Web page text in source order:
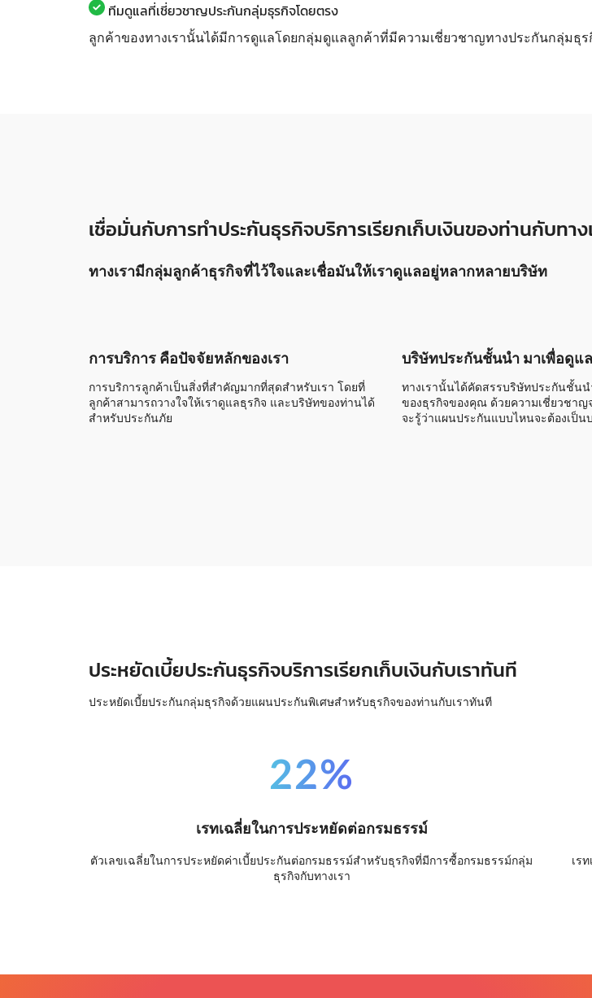
ทีมดูแลที่เชี่ยวชาญประกันกลุ่มธุรกิจโดยตรง
ลูกค้าของทางเรานั้นได้มีการดูแลโดยกลุ่มดูแลลูกค้าที่มีความเชี่ยวชาญทางประกันกลุ่มธุร
เชื่อมั่นกับการทำประกันธุรกิจบริการเรียกเก็บเงินของท่านกับทาง
ทางเรามีกลุ่มลูกค้าธุรกิจที่ไว้ใจและเชื่อมันให้เราดูแลอยู่หลากหลายบริษัท
การบริการ คือปัจจัยหลักของเรา
การบริการลูกค้าเป็นสิ่งที่สำคัญมากที่สุดสำหรับเรา โดยที่
ลูกค้าสามารถวางใจให้เราดูแลธุรกิจ และบริษัทของท่านได้
สำหรับประกันภัย
บริษัทประกันชั้นนำ มาเพื่อดู
ทางเรานั้นได้คัดสรรบริษัทประกันชั้น
ของธุรกิจของคุณ ด้วยความเชี่ยวชาญจ
จะรู้ว่าแผนประกันแบบไหนจะต้องเป็
ประหยัดเบี้ยประกันธุรกิจบริการเรียกเก็บเงินกับเราทันที
ประหยัดเบี้ยประกันกลุ่มธุรกิจด้วยแผนประกันพิเศษสำหรับธุรกิจของท่านกับเราทันที
22%
เรทเฉลี่ยในการประหยัดต่อกรมธรรม์
ตัวเลขเฉลี่ยในการประหยัดค่าเบี้ยประกันต่อกรมธรรม์สำหรับธุรกิจที่มีการซื้อกรมธรรม์กลุ่ม
ธุรกิจกับทางเรา
เร